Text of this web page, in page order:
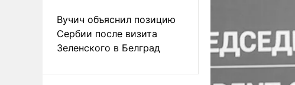
Вучич объяснил позицию
Сербии после визита
Зеленского в Белград